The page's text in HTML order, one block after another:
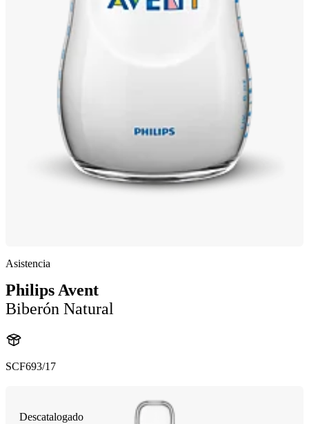
Asistencia
Philips Avent
Biberón Natural
SCF693/17
Descatalogado